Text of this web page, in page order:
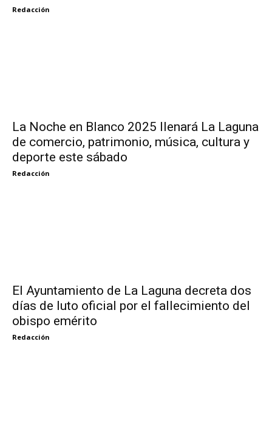
Redacción
La Noche en Blanco 2025 llenará La Laguna
de comercio, patrimonio, música, cultura y
deporte este sábado
Redacción
El Ayuntamiento de La Laguna decreta dos
días de luto oficial por el fallecimiento del
obispo emérito
Redacción